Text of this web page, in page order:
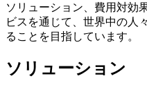
ソリューション、費用対効
ビスを通じて、世界中の人
ることを目指しています。
ソリューション